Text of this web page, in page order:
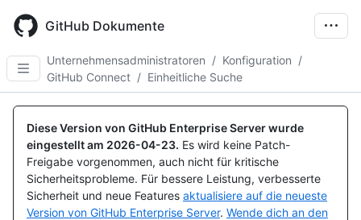
main
content
GitHub Dokumente
Unternehmensadministratoren / Konfiguration /
GitHub Connect / Einheitliche Suche
Diese Version von GitHub Enterprise Server wurde
eingestellt am 2026-04-23. Es wird keine Patch-
Freigabe vorgenommen, auch nicht für kritische
Sicherheitsprobleme. Für bessere Leistung, verbesserte
Sicherheit und neue Features aktualisiere auf die neueste
Version von GitHub Enterprise Server. Wende dich an den